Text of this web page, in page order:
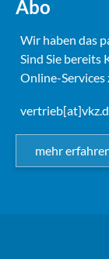
Abo
Wir haben das
Sind Sie bereits
Online-Services
mehr